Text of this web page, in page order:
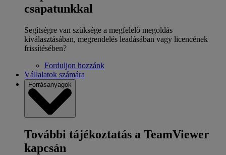
csapatunkkal
Segítségre van szüksége a megfelelő megoldás
kiválasztásában, megrendelés leadásában vagy licencének
frissítésében?
Forduljon hozzánk
Vállalatok számára
Forrásanyagok
További tájékoztatás a TeamViewer
kapcsán